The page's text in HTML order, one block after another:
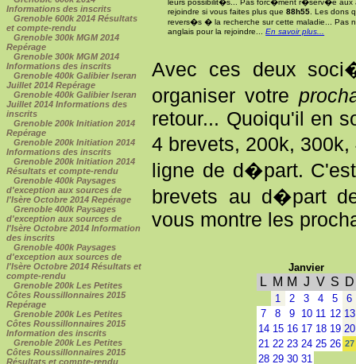
Informations des inscrits
Grenoble 600k 2014 Résultats
et compte-rendu
Grenoble 300k MGM 2014
Repérage
Grenoble 300k MGM 2014
Informations des inscrits
Grenoble 400k Galibier Iseran
Juillet 2014 Repérage
Grenoble 400k Galibier Iseran
Juillet 2014 Informations des
inscrits
Grenoble 200k Initiation 2014
Repérage
Grenoble 200k Initiation 2014
Informations des inscrits
Grenoble 200k Initiation 2014
Résultats et compte-rendu
Grenoble 400k Paysages
d'exception aux sources de
l'Isère Octobre 2014 Repérage
Grenoble 400k Paysages
d'exception aux sources de
l'Isère Octobre 2014 Information
des inscrits
Grenoble 400k Paysages
d'exception aux sources de
l'Isère Octobre 2014 Résultats et
compte-rendu
Grenoble 200k Les Petites
Côtes Roussillonnaires 2015
Repérage
Grenoble 200k Les Petites
Côtes Roussillonnaires 2015
Information des inscrits
Grenoble 200k Les Petites
Côtes Roussillonnaires 2015
Résultats et compte-rendu
rejoindre si vous faites plus que88h55 . Les dons
revers�s � la recherche sur cette maladie... Pas
anglais pour la rejoindre...En savoir plus...
Avec ces deux
organiser votre
retour... Quoiqu'il en
4 brevets, 200k,
ligne de d�part.
brevets au d�part
vous montre les
Janvier
L M M J V S D
1 2 3 4 5
6
7
8 9 10 11 12 13
14 15 16 17 18 19 20
21 22 23 24 25 26 27
28 29 30 31